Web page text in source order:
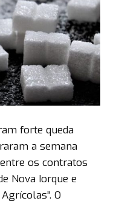
forte queda
a semana
os contratos
Nova Iorque e
O